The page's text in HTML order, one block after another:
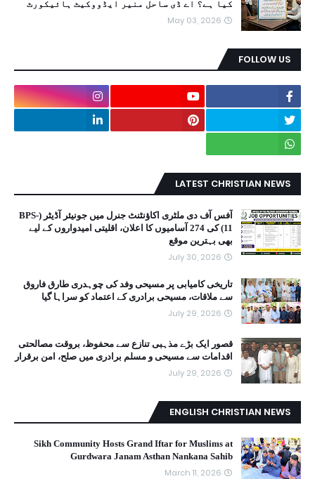
کیا ہے؟ اے ڈی ساحل منیر ایڈووکیٹ ہائیکورٹ
May 03, 2026
FOLLOW US
LATEST CHRISTIAN NEWS
آفس آف دی ملٹری اکاؤنٹنٹ جنرل میں جونیئر آڈیٹر (BPS-
11) کی 274 آسامیوں کا اعلان، اقلیتی امیدواروں کے لیے
بھی بہترین موقع
July 30, 2026
تاریخی کامیابی پر مسیحی وفد کی چوہدری طارق فاروق
سے ملاقات، مسیحی برادری کے اعتماد کو سراہا گیا
July 29, 2026
قصور ایک بڑے مذہبی تنازع سے محفوظ، بروقت مصالحتی
اقدامات سے مسیحی و مسلم برادری میں صلح، امن برقرار
July 29, 2026
ENGLISH CHRISTIAN NEWS
Sikh Community Hosts Grand Iftar for Muslims at
Gurdwara Janam Asthan Nankana Sahib
March 11, 2026